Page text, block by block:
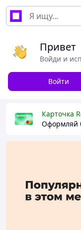
Привет
Войди и
Войти
Карточка
Оформляй